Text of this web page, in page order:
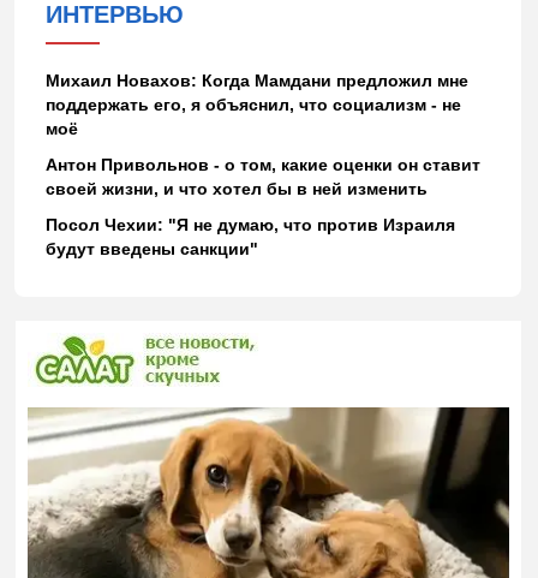
ИНТЕРВЬЮ
Михаил Новахов: Когда Мамдани предложил мне
поддержать его, я объяснил, что социализм - не
моё
Антон Привольнов - о том, какие оценки он ставит
своей жизни, и что хотел бы в ней изменить
Посол Чехии: "Я не думаю, что против Израиля
будут введены санкции"